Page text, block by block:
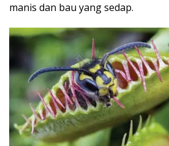
manis dan bau yang sedap.